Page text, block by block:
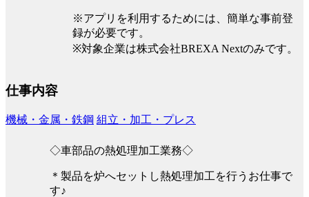
※アプリを利用するためには、簡単な事前登
録が必要です。
※対象企業は株式会社BREXA Nextのみです。
仕事内容
機械・金属・鉄鋼 組立・加工・プレス
◇車部品の熱処理加工業務◇
＊製品を炉へセットし熱処理加工を行うお仕事で
す♪